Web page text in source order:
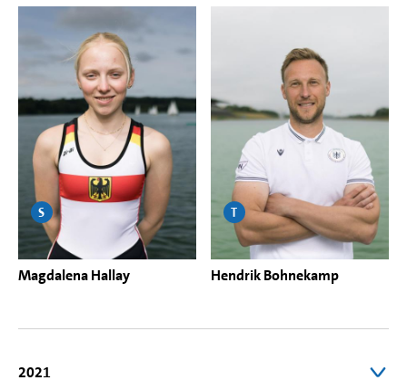
Magdalena Hallay
S
Hendrik Bohnekamp
T
2021